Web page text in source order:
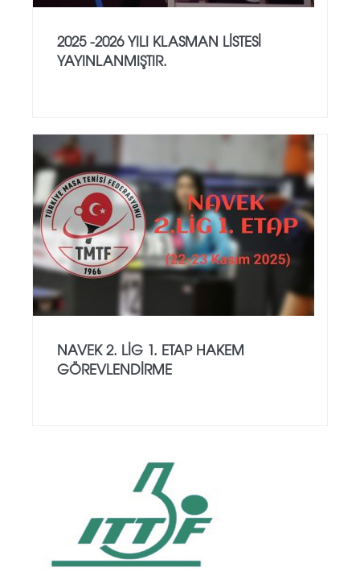
2025 -2026 YILI KLASMAN LISTESI
YAYINLANMIŞTIR.
NAVEK 2. LIG 1. ETAP HAKEM
GÖREVLENDIRME